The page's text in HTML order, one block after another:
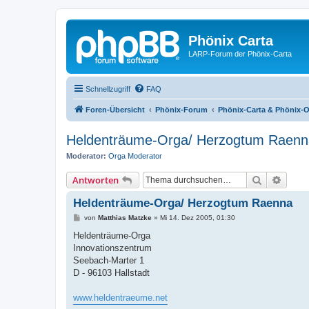
Phönix Carta
LARP-Forum der Phönix-Carta
Schnellzugriff FAQ
Foren-Übersicht Phönix-Forum Phönix-Carta & Phönix-
Heldenträume-Orga/ Herzogtum
Moderator: Orga Moderator
Antworten Suche
Heldenträume-Orga/ Herzogtum Raenna
B
i
r
a
von Matthias Matzke» Mi 14. Dez 2005, 01:30
Heldenträume-Orga
Innovationszentrum
Seebach-Marter 1
D - 96103 Hallstadt
www.heldentraeume.net